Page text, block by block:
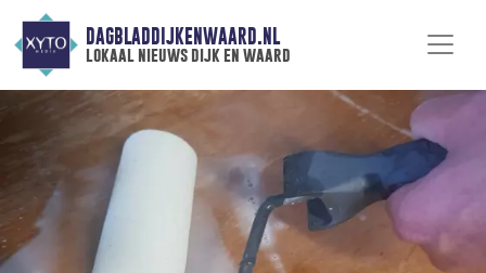
DAGBLADDIJKENWAARD.NL
lokaal nieuws dijk en waard